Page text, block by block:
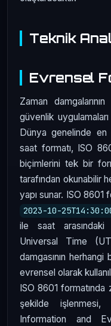
Teknik
Evrensel
Zaman
güvenlik
Dünya genelinde en
saat formatı, ISO
biçimlerini tek bir
tarafından okunabilir
yapı sunar. ISO 8601
2023-10-
ile saat arasındaki
Universal Time
damgasının
evrensel olarak
ISO 8601 formatında
şekilde
Information and